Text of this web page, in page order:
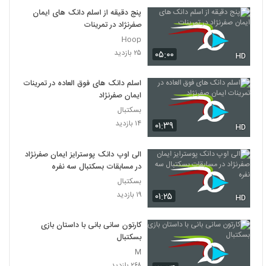
۰۵:۰۰ HD
پنج دقیقه از اسلم دانک های ایمان
صفرنژاد در تمرینات
Hoop
۲۵ بازدید
۰۱:۳۹ HD
اسلم دانک های فوق العاده در تمرینات
ایمان صفرنژاد
بسکتبال
۱۴ بازدید
۰۱:۲۵ HD
الی اوپ دانک پوسترایز ایمان صفرنژاد
در مسابقات بسکتبال سه نفره
بسکتبال
۱۹ بازدید
کارتون سانی بانی با داستان بازی
بسکتبال
M